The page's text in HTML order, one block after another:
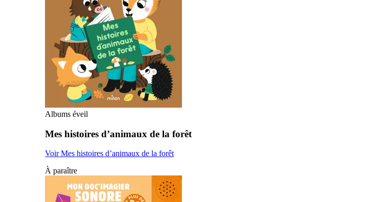
Albums éveil
Mes histoires d’animaux de la forêt
Voir Mes histoires d’animaux de la forêt
À paraître